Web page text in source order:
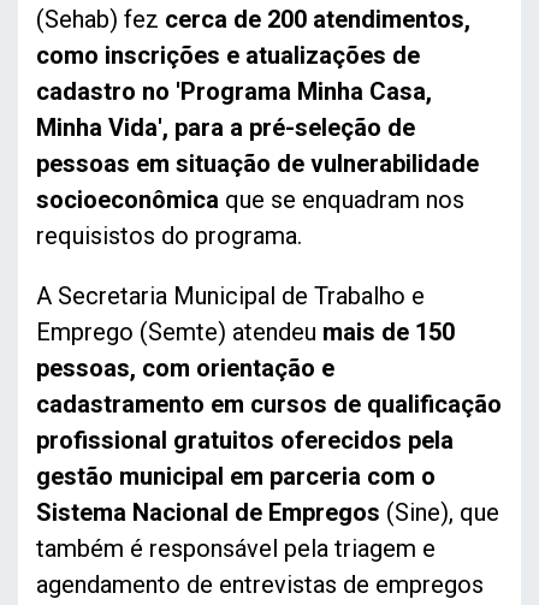
(Sehab) fez cerca de 200 atendimentos,
como inscrições e atualizações de
cadastro no 'Programa Minha Casa,
Minha Vida', para a pré-seleção de
pessoas em situação de vulnerabilidade
socioeconômica que se enquadram nos
requisistos do programa.
A Secretaria Municipal de Trabalho e
Emprego (Semte) atendeu mais de 150
pessoas, com orientação e
cadastramento em cursos de qualificação
profissional gratuitos oferecidos pela
gestão municipal em parceria com o
Sistema Nacional de Empregos (Sine), que
também é responsável pela triagem e
agendamento de entrevistas de empregos